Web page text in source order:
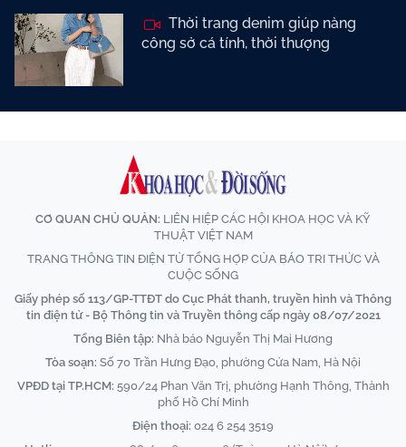
Thời trang denim giúp nàng
công sở cá tính, thời thượng
CƠ QUAN CHỦ QUẢN: LIÊN HIỆP CÁC HỘI KHOA HỌC VÀ KỸ
THUẬT VIỆT NAM
TRANG THÔNG TIN ĐIỆN TỬ TỔNG HỢP CỦA BÁO TRI THỨC VÀ
CUỘC SỐNG
Giấy phép số 113/GP-TTĐT do Cục Phát thanh, truyền hình và Thông
tin điện tử - Bộ Thông tin và Truyền thông cấp ngày 08/07/2021
Tổng Biên tập: Nhà báo Nguyễn Thị Mai Hương
Tòa soạn: Số 70 Trần Hưng Đạo, phường Cửa Nam, Hà Nội
VPĐD tại TP.HCM: 590/24 Phan Văn Trị, phường Hạnh Thông, Thành
phố Hồ Chí Minh
Điện thoại: 024 6 254 3519